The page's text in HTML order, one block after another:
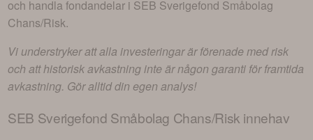
och handla fondandelar i SEB Sverigefond Småbolag
Chans/Risk.
Vi understryker att alla investeringar är förenade med risk
och att historisk avkastning inte är någon garanti för framtida
avkastning. Gör alltid din egen analys!
SEB Sverigefond Småbolag Chans/Risk innehav